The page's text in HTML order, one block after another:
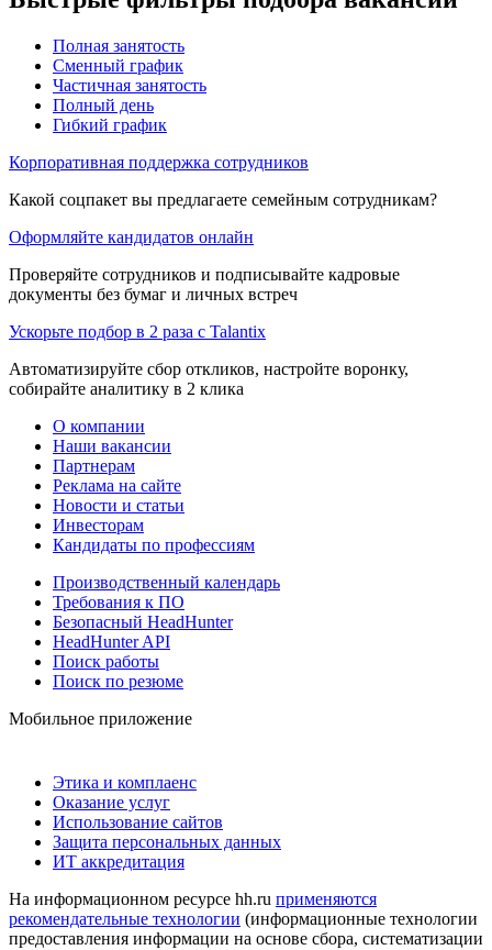
Полная занятость
Сменный график
Частичная занятость
Полный день
Гибкий график
Корпоративная поддержка сотрудников
Какой соцпакет вы предлагаете семейным сотрудникам?
Оформляйте кандидатов онлайн
Проверяйте сотрудников и подписывайте кадровые
документы без бумаг и личных встреч
Ускорьте подбор в 2 раза с Talantix
Автоматизируйте сбор откликов, настройте воронку,
собирайте аналитику в 2 клика
О компании
Наши вакансии
Партнерам
Реклама на сайте
Новости и статьи
Инвесторам
Кандидаты по профессиям
Производственный календарь
Требования к ПО
Безопасный HeadHunter
HeadHunter API
Поиск работы
Поиск по резюме
Мобильное приложение
Этика и комплаенс
Оказание услуг
Использование сайтов
Защита персональных данных
ИТ аккредитация
На информационном ресурсе hh.ru применяются
рекомендательные технологии (информационные технологии
предоставления информации на основе сбора, систематизации